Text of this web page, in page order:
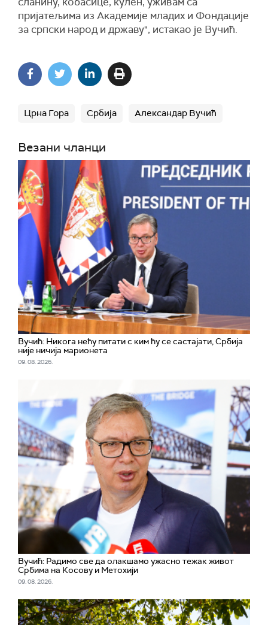
пријатељима из Академије младих и Фондације
за српски народ и државу", истакао је Вучић.
Црна Гора Србија Александар Вучић
Везани чланци
Вучић: Никога нећу питати с ким ћу се састајати, Србија
није ничија марионета
09. 08. 2026.
Вучић: Радимо све да олакшамо ужасно тежак живот
Србима на Косову и Метохији
09. 08. 2026.